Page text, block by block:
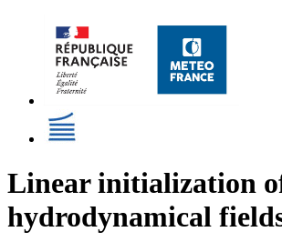
Linear initialization
hydrodynamical